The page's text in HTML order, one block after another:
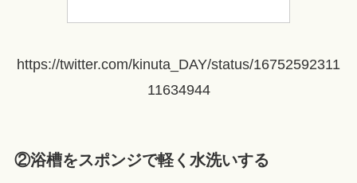
https://twitter.com/kinuta_DAY/status/16752592311
11634944
②浴槽をスポンジで軽く水洗いする